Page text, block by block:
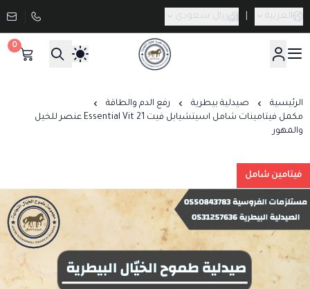
العربية ريال سعودي
صيدلية طموح الخيال البيطرية
0
الرئيسية صيدلية بيطرية
رفع الدم والطاقة
مكمل فيتامينات شامل اسيتشيابل فيت Essential Vit 21 عنصر للخيل
والمهور
فيتامين شامل